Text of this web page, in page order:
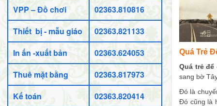
VPP – Đồ chơi
02363.810816
Thiết bị - mẫu giáo
02363.821133
In ấn -xuất bản
02363.624053
Thuê mặt bằng
02363.817973
Kế toán
02363.820414
Quá Trẻ
Quá trẻ
sang bờ
Đó là
Đó cũng là